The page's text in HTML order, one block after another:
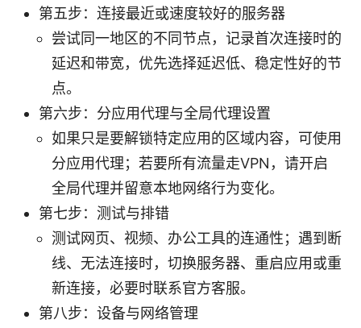
第五步：连接最近或速度较好的服务器
尝试同一地区的不同节点，记录首次连接时的
延迟和带宽，优先选择延迟低、稳定性好的节
点。
第六步：分应用代理与全局代理设置
如果只是要解锁特定应用的区域内容，可使用
分应用代理；若要所有流量走VPN，请开启
全局代理并留意本地网络行为变化。
第七步：测试与排错
测试网页、视频、办公工具的连通性；遇到断
线、无法连接时，切换服务器、重启应用或重
新连接，必要时联系官方客服。
第八步：设备与网络管理